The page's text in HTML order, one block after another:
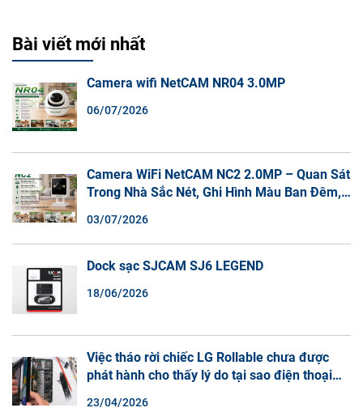
Bài viết mới nhất
Camera wifi NetCAM NR04 3.0MP
06/07/2026
Camera WiFi NetCAM NC2 2.0MP – Quan Sát
Trong Nhà Sắc Nét, Ghi Hình Màu Ban Đêm,
03/07/2026
Dock sạc SJCAM SJ6 LEGEND
18/06/2026
Việc tháo rời chiếc LG Rollable chưa được
phát hành cho thấy lý do tại sao điện thoại
23/04/2026